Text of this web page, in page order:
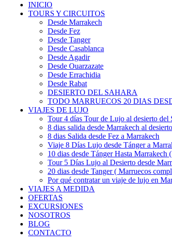
INICIO
TOURS Y CIRCUITOS
Desde Marrakech
Desde Fez
Desde Tanger
Desde Casablanca
Desde Agadir
Desde Ouarzazate
Desde Errachidia
Desde Rabat
DESIERTO DEL SAHARA
TODO MARRUECOS 20 DIAS
VIAJES DE LUJO
Tour 4 días Tour de Lujo al desierto del
8 dias salida desde Marrakech al
8 dias Salida desde Fez a Marrakech
Viaje 8 Días Lujo desde Tánger a
10 dias desde Tánger Hasta Marrakech
Tour 5 Días Lujo al Desierto desde
20 dias desde Tanger ( Marruecos
Por qué contratar un viaje de lujo en
VIAJES A MEDIDA
OFERTAS
EXCURSIONES
NOSOTROS
BLOG
CONTACTO